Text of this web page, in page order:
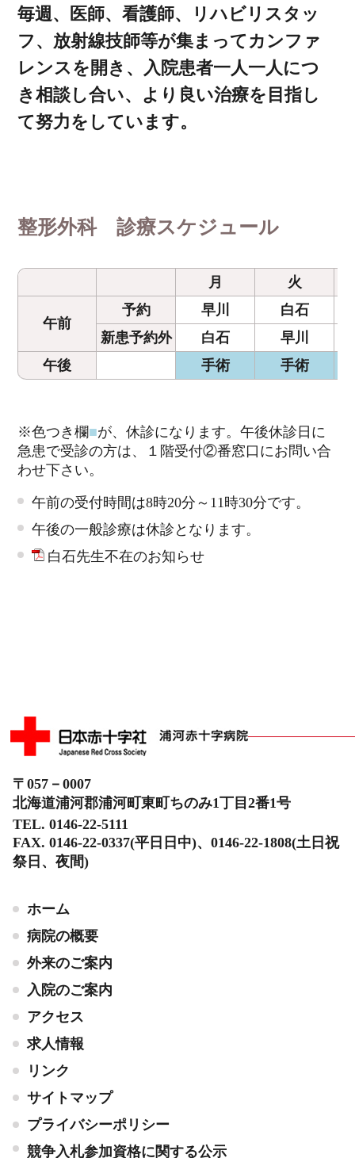
毎週、医師、看護師、リハビリスタッ
フ、放射線技師等が集まってカンファ
レンスを開き、入院患者一人一人につ
き相談し合い、より良い治療を目指し
て努力をしています。
整形外科 診療スケジュール
月 火
午前
予約 早川
白石
新患予約外
白石
早川
午後
手術 手術
※色つき欄■が、休診になります。午後休診日に
急患で受診の方は、１階受付②番窓口にお問い合
わせ下さい。
午前の受付時間は8時20分～11時30分です。
午後の一般診療は休診となります。
白石先生不在のお知らせ
〒057－0007
北海道浦河郡浦河町東町ちのみ1丁目2番1号
TEL. 0146-22-5111
FAX. 0146-22-0337(平日日中)、0146-22-1808(土日祝
祭日、夜間)
ホーム
病院の概要
外来のご案内
入院のご案内
アクセス
求人情報
リンク
サイトマップ
プライバシーポリシー
競争入札参加資格に関する公示